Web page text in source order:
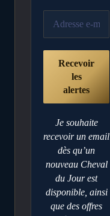
Je souhaite
recevoir un email
dès qu’un
nouveau Cheval
du Jour est
disponible, ainsi
que des offres